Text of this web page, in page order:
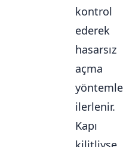
kontrol
ederek
hasarsız
açma
ilerlenir.
Kapı